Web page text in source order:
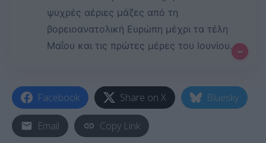
ψυχρές αέριες μάζες από τη
βορειοανατολική Ευρώπη μέχρι τα τέλη
Μαΐου και τις πρώτες μέρες του Ιουνίου. –
Facebook Share on X Bluesky
Email Copy Link